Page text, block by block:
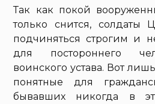
Так как покой
только снится, солдаты
подчиняться строгим и
для постороннего
воинского устава. Вот
понятные для
бывавших никогда в